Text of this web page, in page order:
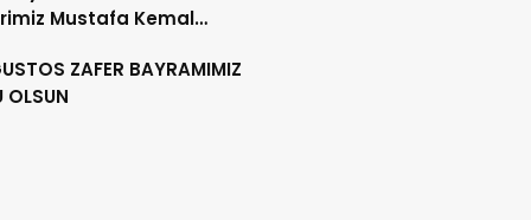
Mustafa Kemal
saygıyla anıyoruz.
ZAFER BAYRAMIMIZ
OLSUN